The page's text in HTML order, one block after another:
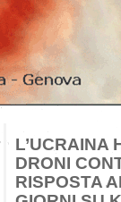
L’UCRAINA
DRONI
RISPOSTA